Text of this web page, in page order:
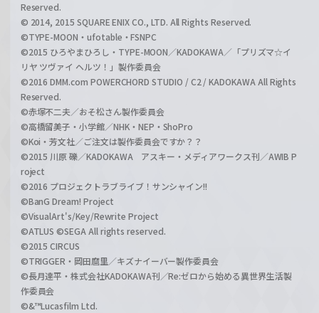
Reserved.
© 2014, 2015 SQUARE ENIX CO., LTD. All Rights Reserved.
©TYPE-MOON・ufotable・FSNPC
©2015 ひろやまひろし・TYPE-MOON／KADOKAWA／「プリズマ☆イ
リヤ ツヴァイ ヘルツ！」製作委員会
©2016 DMM.com POWERCHORD STUDIO / C2 / KADOKAWA All Rights
Reserved.
©赤塚不二夫／おそ松さん製作委員会
©高橋留美子・小学館／NHK・NEP・ShoPro
©Koi・芳文社／ご注文は製作委員会ですか？？
©2015 川原 礫／KADOKAWA アスキー・メディアワークス刊／AWIB P
roject
©2016 プロジェクトラブライブ！サンシャイン!!
©BanG Dream! Project
©VisualArt's/Key/Rewrite Project
©ATLUS ©SEGA All rights reserved.
©2015 CIRCUS
©TRIGGER・岡田麿里／キズナイーバー製作委員会
©長月達平・株式会社KADOKAWA刊／Re:ゼロから始める異世界生活製
作委員会
©&™Lucasfilm Ltd.